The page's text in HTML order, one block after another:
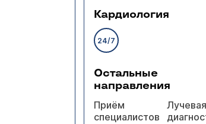
Кардиология
24/7
Остальные
направления
Приём
специалистов
Лучевая